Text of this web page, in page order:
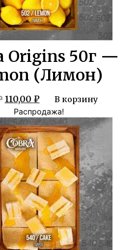
Origins 50г —
(Лимон)
Первоначальная
цена
составляла
200,00 ₽.
110,00 ₽Текущая
цена:
110,00 ₽.
В корзину
Распродажа!